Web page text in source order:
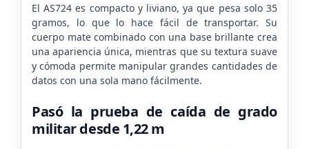
El AS724 es compacto y liviano, ya que pesa solo 35
gramos, lo que lo hace fácil de transportar. Su
cuerpo mate combinado con una base brillante crea
una apariencia única, mientras que su textura suave
y cómoda permite manipular grandes cantidades de
datos con una sola mano fácilmente.
Pasó la prueba de caída de grado
militar desde 1,22 m